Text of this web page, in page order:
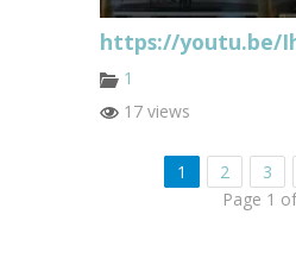
https://youtu.be/
1
17 views
1 2 3
Page 1